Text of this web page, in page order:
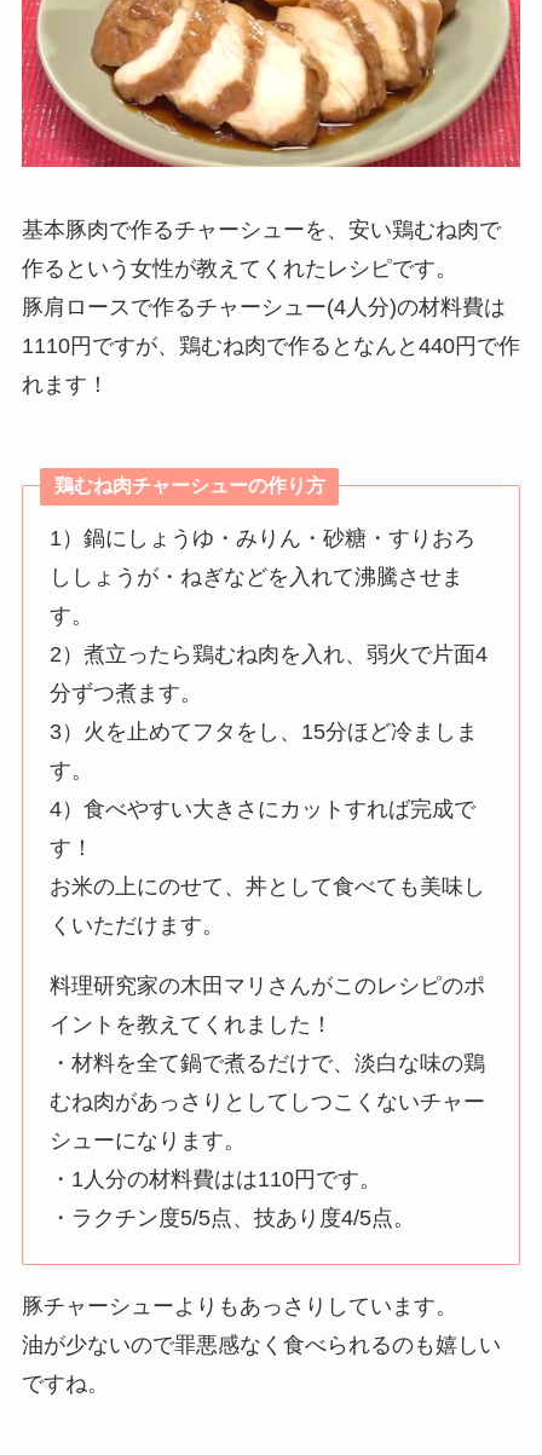
基本豚肉で作るチャーシューを、安い鶏むね肉で
作るという女性が教えてくれたレシピです。
豚肩ロースで作るチャーシュー(4人分)の材料費は
1110円ですが、鶏むね肉で作るとなんと440円で作
れます！
鶏むね肉チャーシューの作り方
1）鍋にしょうゆ・みりん・砂糖・すりおろ
ししょうが・ねぎなどを入れて沸騰させま
す。
2）煮立ったら鶏むね肉を入れ、弱火で片面4
分ずつ煮ます。
3）火を止めてフタをし、15分ほど冷ましま
す。
4）食べやすい大きさにカットすれば完成で
す！
お米の上にのせて、丼として食べても美味し
くいただけます。
料理研究家の木田マリさんがこのレシピのポ
イントを教えてくれました！
・材料を全て鍋で煮るだけで、淡白な味の鶏
むね肉があっさりとしてしつこくないチャー
シューになります。
・1人分の材料費はは110円です。
・ラクチン度5/5点、技あり度4/5点。
豚チャーシューよりもあっさりしています。
油が少ないので罪悪感なく食べられるのも嬉しい
ですね。